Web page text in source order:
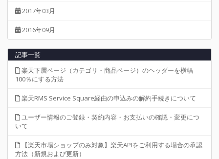
2017年03月
2016年09月
記事一覧
楽天下層ページ（カテゴリ・商品ページ）のヘッダーを横幅
100％にする方法
楽天RMS Service Square経由の申込みの解約手続きについて
ユーザー情報のご登録・契約内容・お支払いの確認・変更につ
いて
【楽天市場ショップのみ対象】楽天APIをご利用する場合の承認
方法（新規および更新）